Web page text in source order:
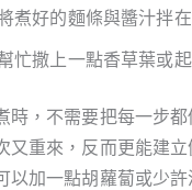
煮好的麵條與醬汁拌
忙撒上一點香草葉或
時，不需要把每一步
又重來，反而更能建
以加一點胡蘿蔔或少